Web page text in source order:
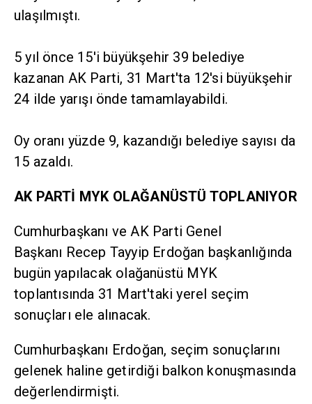
ulaşılmıştı.
5 yıl önce 15'i büyükşehir 39 belediye
kazanan AK Parti, 31 Mart'ta 12'si büyükşehir
24 ilde yarışı önde tamamlayabildi.
Oy oranı yüzde 9, kazandığı belediye sayısı da
15 azaldı.
AK PARTİ MYK OLAĞANÜSTÜ TOPLANIYOR
Cumhurbaşkanı ve AK Parti Genel
Başkanı Recep Tayyip Erdoğan başkanlığında
bugün yapılacak olağanüstü MYK
toplantısında 31 Mart'taki yerel seçim
sonuçları ele alınacak.
Cumhurbaşkanı Erdoğan, seçim sonuçlarını
gelenek haline getirdiği balkon konuşmasında
değerlendirmişti.